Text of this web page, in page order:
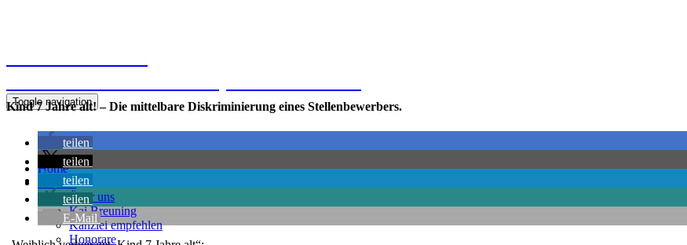
Toggle navigation
Home
Kanzlei
Über uns
Kai Breuning
Kanzlei empfehlen
Honorare
Kind 7 Jahre alt! – Die mittelbare Diskriminierung eines Stellenbewerbers.
teilen
teilen
teilen
teilen
E-Mail